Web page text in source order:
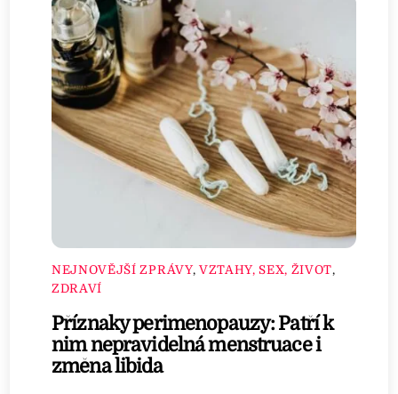
NEJNOVĚJŠÍ ZPRÁVY, VZTAHY, SEX, ŽIVOT,
ZDRAVÍ
Příznaky perimenopauzy: Patří k
nim nepravidelná menstruace i
změna libida